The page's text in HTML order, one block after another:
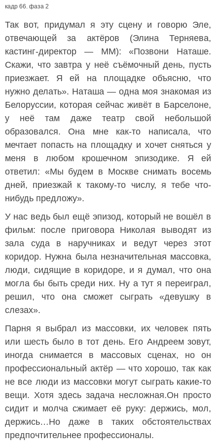
кадр 66. фаза 2
Так вот, придумал я эту сцену и говорю Эле,
отвечающей за актёров (Элина Терняева,
кастинг-директор — ММ): «Позвони Наташе.
Скажи, что завтра у неё съёмочный день, пусть
приезжает. Я ей на площадке объясню, что
нужно делать». Наташа — одна моя знакомая из
Белоруссии, которая сейчас живёт в Барселоне,
у неё там даже театр свой небольшой
образовался. Она мне как-то написала, что
мечтает попасть на площадку и хочет сняться у
меня в любом крошечном эпизодике. Я ей
ответил: «Мы будем в Москве снимать восемь
дней, приезжай к такому-то числу, я тебе что-
нибудь предложу».
У нас ведь был ещё эпизод, который не вошёл в
фильм: после приговора Николая выводят из
зала суда в наручниках и ведут через этот
коридор. Нужна была незначительная массовка,
люди, сидящие в коридоре, и я думал, что она
могла бы быть среди них. Ну а тут я переиграл,
решил, что она сможет сыграть «девушку в
слезах».
Парня я выбрал из массовки, их человек пять
или шесть было в тот день. Его Андреем зовут,
иногда снимается в массовых сценах, но он
профессиональный актёр — что хорошо, так как
не все люди из массовки могут сыграть какие-то
вещи. Хотя здесь задача несложная.Он просто
сидит и молча сжимает её руку: держись, мол,
держись…Но даже в таких обстоятельствах
предпочтительнее профессионалы.